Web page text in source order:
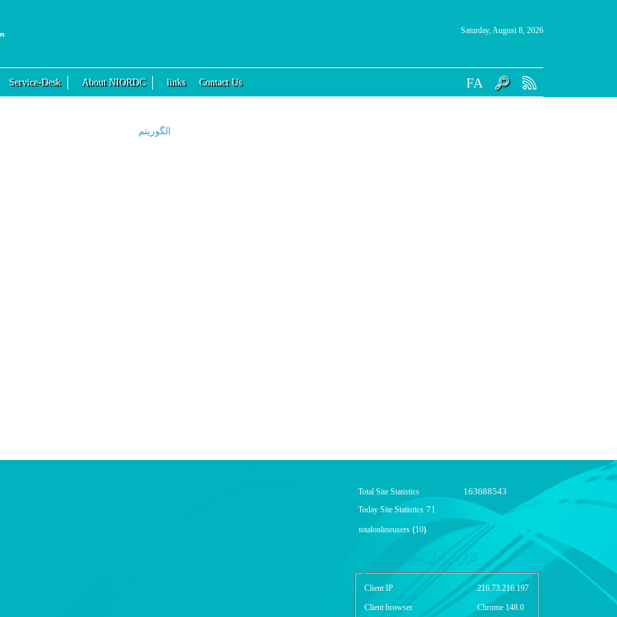
Saturday, August 8, 2026
Service-Desk About NIORDC links Contact Us FA
الگوریتم
Total Site Statistics 163688543
Today Site Statistics 71
totalonlineusers (10)
گزارش آمار سایت - خلاصه
Client IP
216.73.216.197
Client browser
Chrome 148.0